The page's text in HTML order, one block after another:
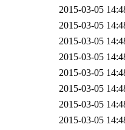
2015-03-05
2015-03-05
2015-03-05
2015-03-05
2015-03-05
2015-03-05
2015-03-05
2015-03-05